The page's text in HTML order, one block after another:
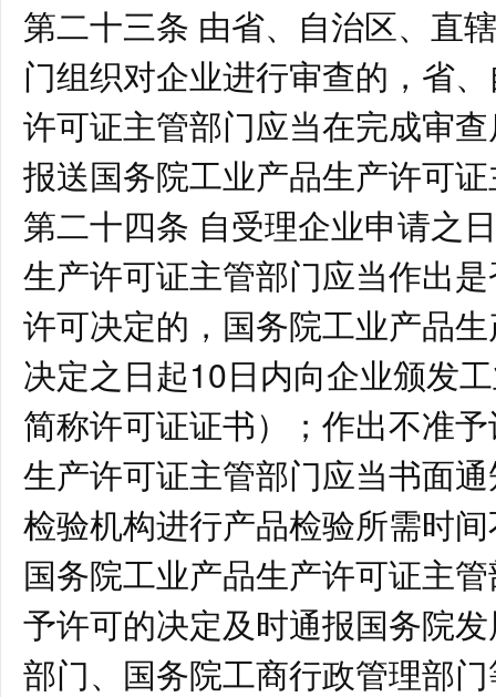
第二十三条 由省、自治区、直
门组织对企业进行审查的，省
许可证主管部门应当在完成审
报送国务院工业产品生产许可
第二十四条 自受理企业申请之
生产许可证主管部门应当作出
许可决定的，国务院工业产品
决定之日起10日内向企业颁发
简称许可证证书）；作出不准
生产许可证主管部门应当书面
检验机构进行产品检验所需时
国务院工业产品生产许可证主
予许可的决定及时通报国务院
部门、国务院工商行政管理部